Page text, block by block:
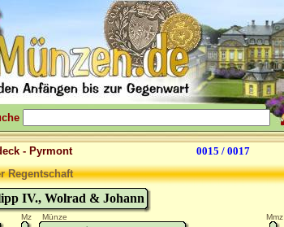
- Pyrmont
0015 / 0017
Regentschaft
IV., Wolrad & Johann
Mz Münze Mmz